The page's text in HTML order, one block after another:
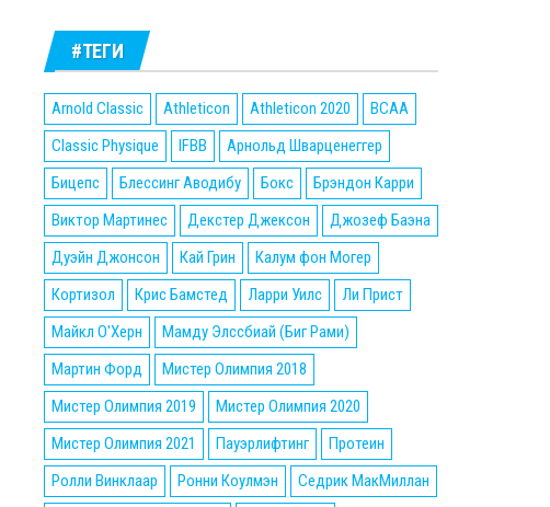
#ТЕГИ
Arnold Classic Athleticon Athleticon 2020
BCAA
Classic Physique
IFBB
Арнольд Шварценеггер
Бицепс
Блессинг Аводибу Бокс
Брэндон Карри
Виктор Мартинес
Декстер Джексон
Джозеф Баэна
Дуэйн Джонсон
Кай Грин
Калум фон Могер
Кортизол
Крис Бамстед Ларри Уилс
Ли Прист
Майкл О'Херн
Мамду Элссбиай (Биг Рами)
Мартин Форд
Мистер Олимпия 2018
Мистер Олимпия 2019
Мистер Олимпия 2020
Мистер Олимпия 2021
Пауэрлифтинг
Протеин
Ролли Винклаар
Ронни Коулмэн
Седрик МакМиллан